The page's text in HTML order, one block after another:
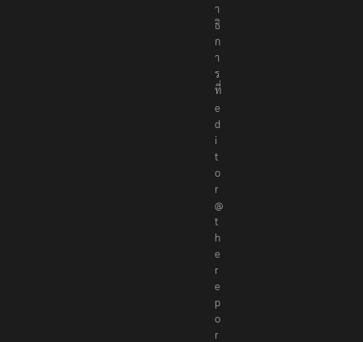
า
ธิ
ก
า
ร
ที่
e
d
i
t
o
r
@
t
h
e
r
e
p
o
r